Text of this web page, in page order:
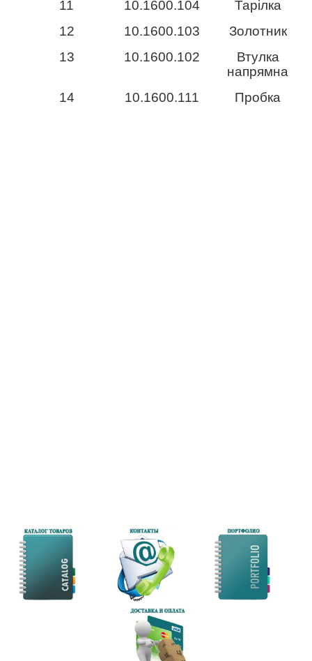
11 10.1600.104
Тарілка
12
10.1600.103
Золотник
13
10.1600.102
Втулка
напрямна
14
10.1600.111 Пробка